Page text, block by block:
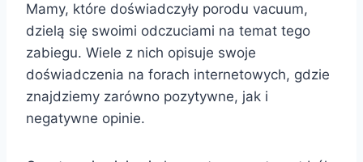
Mamy, które doświadczyły porodu vacuum,
dzielą się swoimi odczuciami na temat tego
zabiegu. Wiele z nich opisuje swoje
doświadczenia na forach internetowych, gdzie
znajdziemy zarówno pozytywne, jak i
negatywne opinie.